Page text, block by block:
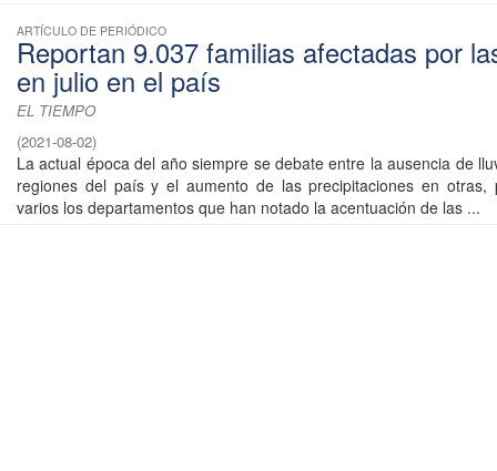
ARTÍCULO DE PERIÓDICO
Reportan 9.037 familias afectadas por
en julio en el país
EL TIEMPO
(2021-08-02)
La actual época del año siempre se debate entre la ausencia de
regiones del país y el aumento de las precipitaciones en
varios los departamentos que han notado la acentuación de las ...